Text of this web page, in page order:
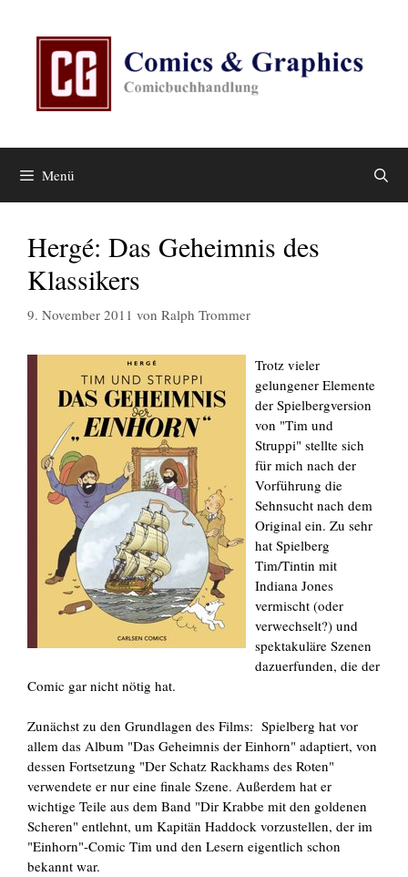
Menü
Hergé: Das Geheimnis des
Klassikers
9. November 2011 von Ralph Trommer
Trotz vieler
gelungener Elemente
der Spielbergversion
von "Tim und
Struppi" stellte sich
für mich nach der
Vorführung die
Sehnsucht nach dem
Original ein. Zu sehr
hat Spielberg
Tim/Tintin mit
Indiana Jones
vermischt (oder
verwechselt?) und
spektakuläre Szenen
dazuerfunden, die der
Comic gar nicht nötig hat.
Zunächst zu den Grundlagen des Films: Spielberg hat vor
allem das Album "Das Geheimnis der Einhorn" adaptiert, von
dessen Fortsetzung "Der Schatz Rackhams des Roten"
verwendete er nur eine finale Szene. Außerdem hat er
wichtige Teile aus dem Band "Dir Krabbe mit den goldenen
Scheren" entlehnt, um Kapitän Haddock vorzustellen, der im
"Einhorn"-Comic Tim und den Lesern eigentlich schon
bekannt war.